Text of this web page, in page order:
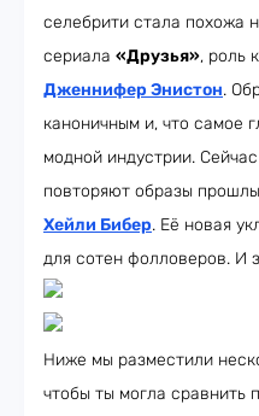
селебрити стала похожа
сериала «Друзья», роль
Дженнифер Энистон.
каноничным и, что самое
модной индустрии.
повторяют образы
Хейли Бибер. Её новая
для сотен фолловеров. И
Ниже мы разместили
чтобы ты могла сравнить